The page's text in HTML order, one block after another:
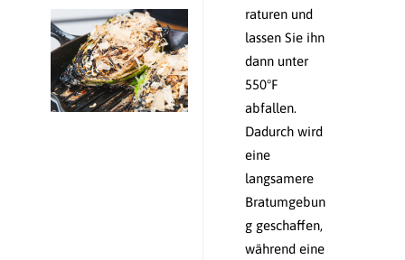
raturen und
lassen Sie ihn
dann unter
550°F
abfallen.
Dadurch wird
eine
langsamere
Bratumgebun
g geschaffen,
während eine